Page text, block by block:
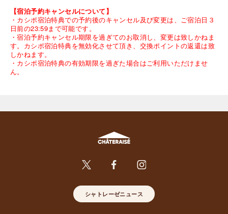
【宿泊予約キャンセルについて】
・カシポ宿泊特典での予約後のキャンセル及び変更は、ご宿泊日３
日前の23:59まで可能です。
・宿泊予約キャンセル期限を過ぎてのお取消し、変更は致しかねま
す。カシポ宿泊特典を無効化させて頂き、交換ポイントの返還は致
しかねます。
・カシポ宿泊特典の有効期限を過ぎた場合はご利用いただけませ
ん。
シャトレーゼニュース